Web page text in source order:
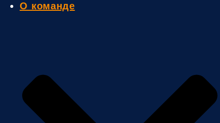
О команде